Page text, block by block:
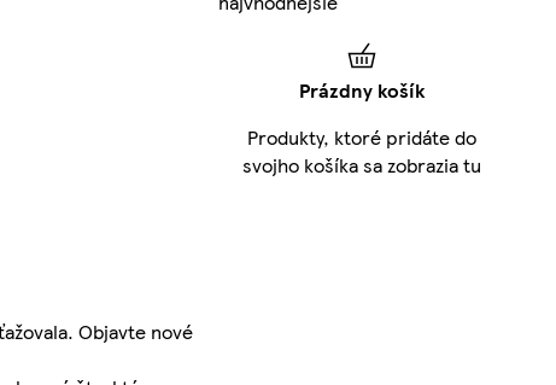
Objavte nové
Prázdny košík
Produkty, ktoré pridáte do
svojho košíka sa zobrazia tu